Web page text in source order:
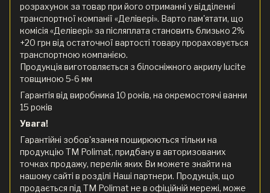
розрахунок за товар при його отриманні у відділенні
транспортної компанії «Делівері». Варто пам'ятати, що
комісія «Делівері» за післяплата становить близько 2%
+20 грн від остаточної вартості товару прораховується
транспортною компанією.
Продукція виготовляється з білосніжного акрилу lucite
товщиною 5-6 мм
Гарантія від виробника 10 років, на окремостоячі ванни
15 років
Увага!
Гарантійні зобов'язання поширюються тільки на
продукцію ТМ Polimat, придбану в авторизованих
точках продажу, перелік яких Ви можете знайти на
нашому сайті в розділі Наші партнери. Продукція, що
продається під ТМ Polimat не в офіційній мережі, може